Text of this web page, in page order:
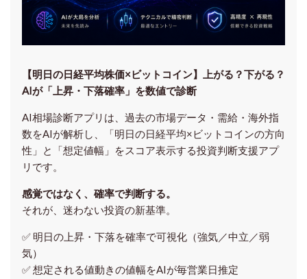
【明日の⽇経平均株価×ビットコイン】上がる？下がる？
AIが「上昇・下落確率」を数値で診断
AI相場診断アプリは、過去の市場データ・需給・海外指
数をAIが解析し、「明日の日経平均×ビットコインの方向
性」と「想定値幅」をスコア表示する投資判断支援アプ
リです。
感覚ではなく、確率で判断する。
それが、迷わない投資の新基準。
✅ 明日の上昇・下落を確率で可視化（強気／中立／弱
気）
✅ 想定される値動きの値幅をAIが毎営業日推定